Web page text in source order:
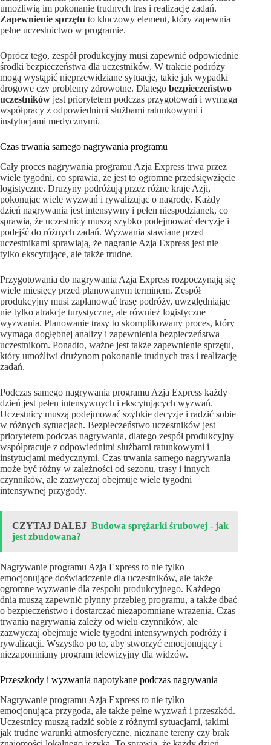
umożliwią im pokonanie trudnych tras i realizację zadań.
Zapewnienie sprzętu to kluczowy element, który zapewnia
pełne uczestnictwo w programie.
Oprócz tego, zespół produkcyjny musi zapewnić odpowiednie
środki bezpieczeństwa dla uczestników. W trakcie podróży
mogą wystąpić nieprzewidziane sytuacje, takie jak wypadki
drogowe czy problemy zdrowotne. Dlatego bezpieczeństwo
uczestników jest priorytetem podczas przygotowań i wymaga
współpracy z odpowiednimi służbami ratunkowymi i
instytucjami medycznymi.
Czas trwania samego nagrywania programu
Cały proces nagrywania programu Azja Express trwa przez
wiele tygodni, co sprawia, że jest to ogromne przedsięwzięcie
logistyczne. Drużyny podróżują przez różne kraje Azji,
pokonując wiele wyzwań i rywalizując o nagrodę. Każdy
dzień nagrywania jest intensywny i pełen niespodzianek, co
sprawia, że uczestnicy muszą szybko podejmować decyzje i
podejść do różnych zadań. Wyzwania stawiane przed
uczestnikami sprawiają, że nagranie Azja Express jest nie
tylko ekscytujące, ale także trudne.
Przygotowania do nagrywania Azja Express rozpoczynają się
wiele miesięcy przed planowanym terminem. Zespół
produkcyjny musi zaplanować trasę podróży, uwzględniając
nie tylko atrakcje turystyczne, ale również logistyczne
wyzwania. Planowanie trasy to skomplikowany proces, który
wymaga dogłębnej analizy i zapewnienia bezpieczeństwa
uczestnikom. Ponadto, ważne jest także zapewnienie sprzętu,
który umożliwi drużynom pokonanie trudnych tras i realizację
zadań.
Podczas samego nagrywania programu Azja Express każdy
dzień jest pełen intensywnych i ekscytujących wyzwań.
Uczestnicy muszą podejmować szybkie decyzje i radzić sobie
w różnych sytuacjach. Bezpieczeństwo uczestników jest
priorytetem podczas nagrywania, dlatego zespół produkcyjny
współpracuje z odpowiednimi służbami ratunkowymi i
instytucjami medycznymi. Czas trwania samego nagrywania
może być różny w zależności od sezonu, trasy i innych
czynników, ale zazwyczaj obejmuje wiele tygodni
intensywnej przygody.
CZYTAJ DALEJ Budowa sprężarki śrubowej - jak
jest zbudowana?
Nagrywanie programu Azja Express to nie tylko
emocjonujące doświadczenie dla uczestników, ale także
ogromne wyzwanie dla zespołu produkcyjnego. Każdego
dnia muszą zapewnić płynny przebieg programu, a także dbać
o bezpieczeństwo i dostarczać niezapomniane wrażenia. Czas
trwania nagrywania zależy od wielu czynników, ale
zazwyczaj obejmuje wiele tygodni intensywnych podróży i
rywalizacji. Wszystko po to, aby stworzyć emocjonujący i
niezapomniany program telewizyjny dla widzów.
Przeszkody i wyzwania napotykane podczas nagrywania
Nagrywanie programu Azja Express to nie tylko
emocjonująca przygoda, ale także pełne wyzwań i przeszkód.
Uczestnicy muszą radzić sobie z różnymi sytuacjami, takimi
jak trudne warunki atmosferyczne, nieznane tereny czy brak